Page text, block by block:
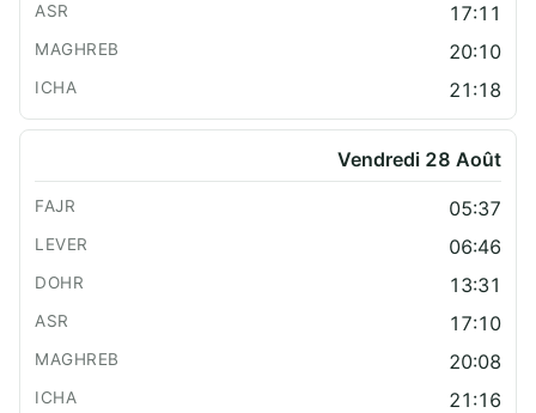
17:11
20:10
21:18
Vendredi 28 Août
05:37
06:46
13:31
17:10
20:08
21:16